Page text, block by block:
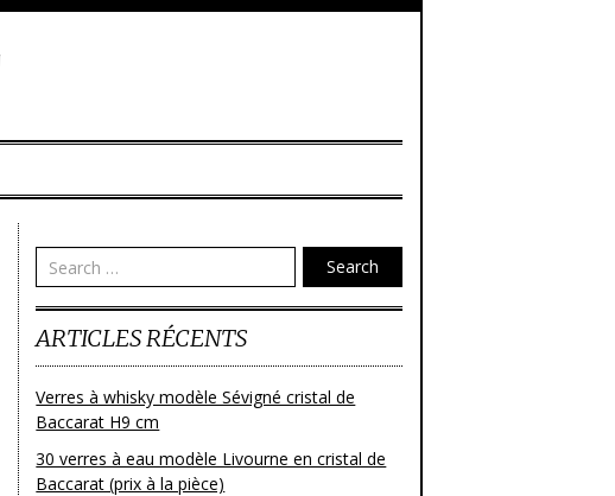
Search
ARTICLES RÉCENTS
Verres à whisky modèle Sévigné cristal de
Baccarat H9 cm
30 verres à eau modèle Livourne en cristal de
Baccarat (prix à la pièce)